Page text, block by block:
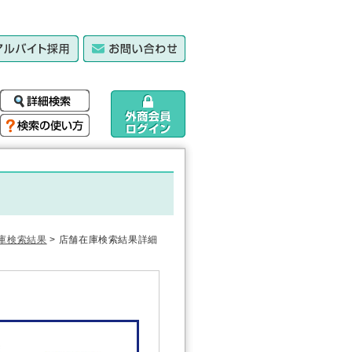
検索結果 > 店舗在庫検索結果詳細